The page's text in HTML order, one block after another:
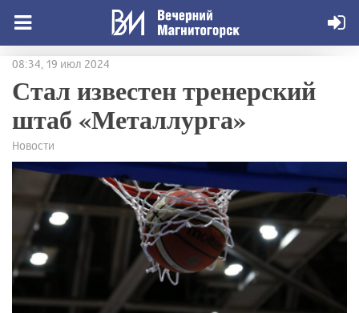
08:34, 19 июл 2024
Стал известен тренерский
штаб «Металлурга»
Новости